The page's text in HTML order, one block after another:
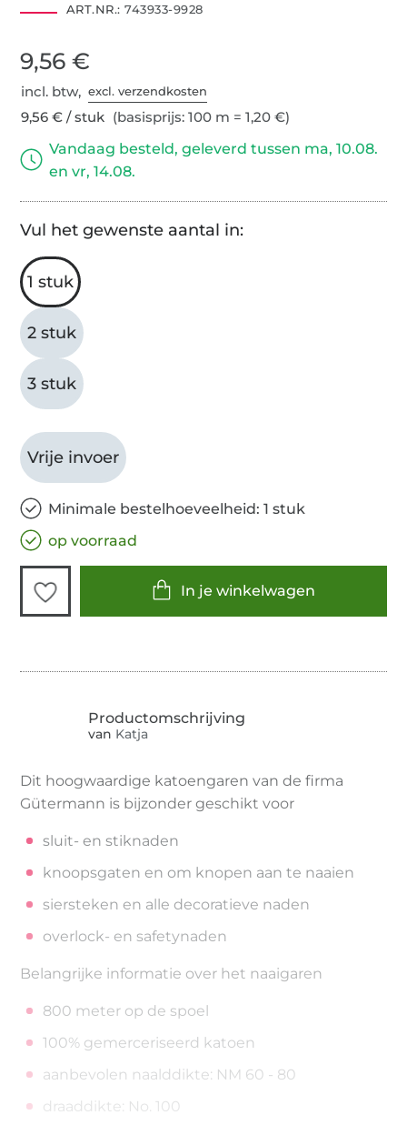
ART.NR.: 743933-9928
9,56 €
incl. btw,excl. verzendkosten
9,56 € / stuk (basisprijs: 100 m = 1,20 €)
Vandaag besteld, geleverd tussen ma, 10.08.
en vr, 14.08.
Vul het gewenste aantal in:
1 stuk
2 stuk
3 stuk
Vrije invoer
Minimale bestelhoeveelheid: 1 stuk
op voorraad
In je winkelwagen
van Katja
Dit hoogwaardige katoengaren van de firma
Gütermann is bijzonder geschikt voor
sluit- en stiknaden
knoopsgaten en om knopen aan te naaien
siersteken en alle decoratieve naden
overlock- en safetynaden
Belangrijke informatie over het naaigaren
800 meter op de spoel
100% gemerceriseerd katoen
aanbevolen naalddikte: NM 60 - 80
draaddikte: No. 100